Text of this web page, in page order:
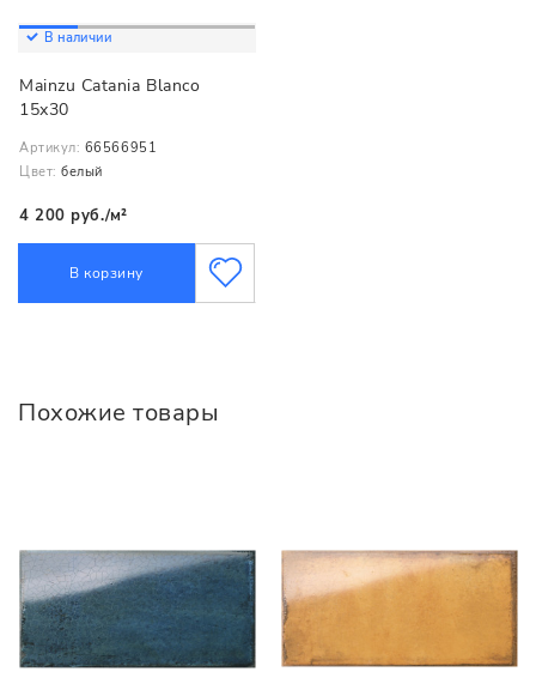
В наличии
Mainzu Catania Blanco
15х30
Артикул: 66566951
Цвет: белый
4 200 руб./м²
В корзину
Похожие товары